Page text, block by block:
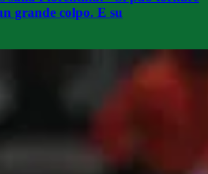
grande colpo. E su